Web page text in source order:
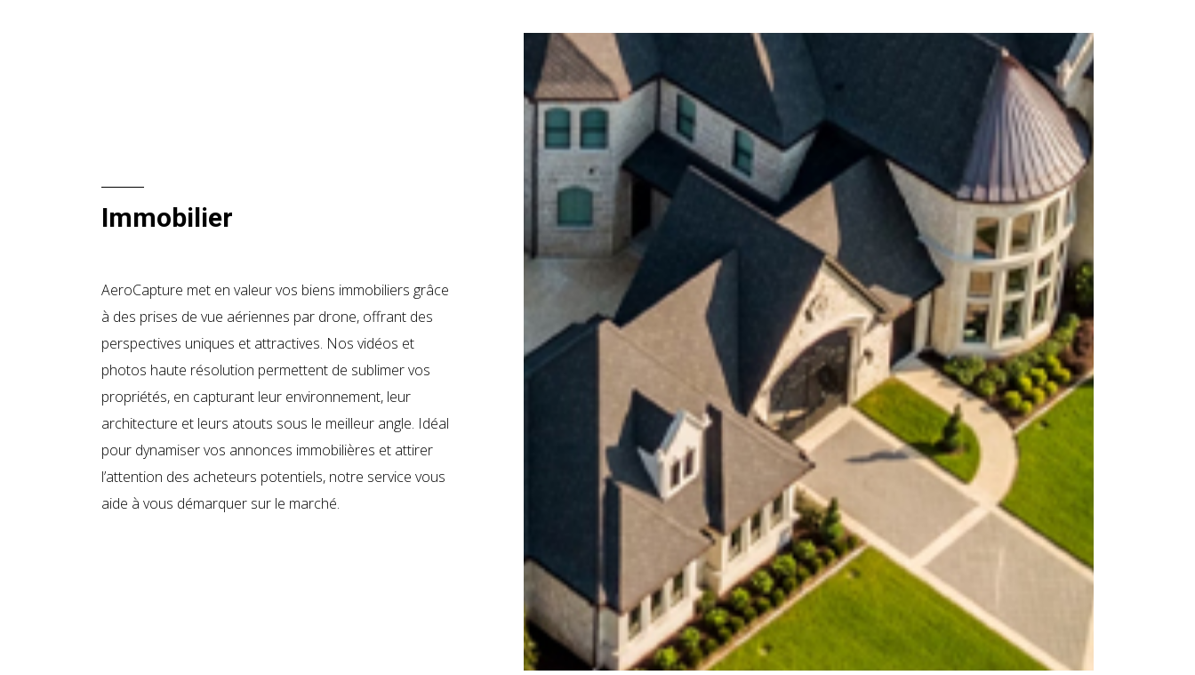
Immobilier
AeroCapture met en valeur vos biens immobiliers grâce
à des prises de vue aériennes par drone, offrant des
perspectives uniques et attractives. Nos vidéos et
photos haute résolution permettent de sublimer vos
propriétés, en capturant leur environnement, leur
architecture et leurs atouts sous le meilleur angle. Idéal
pour dynamiser vos annonces immobilières et attirer
l’attention des acheteurs potentiels, notre service vous
aide à vous démarquer sur le marché.